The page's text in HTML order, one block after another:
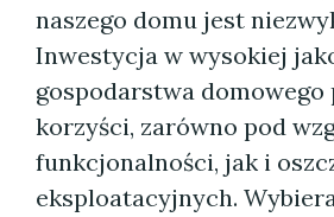
naszego domu jest
Inwestycja w wysokiej
gospodarstwa
korzyści, zarówno pod
funkcjonalności, jak i
eksploatacyjnych.